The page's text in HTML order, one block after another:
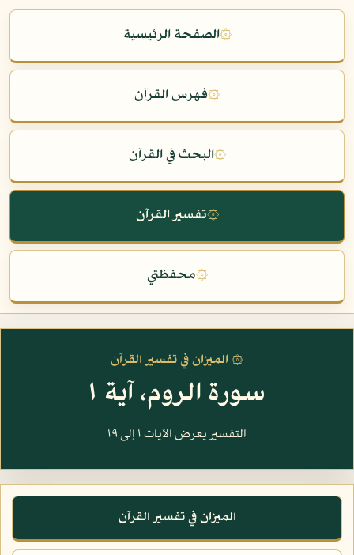
۞الصفحة الرئيسية
۞فهرس القرآن
۞البحث في القرآن
۞تفسير القرآن
۞محفظتي
۞ الميزان في تفسير القرآن
سورة الروم، آية ١
التفسير يعرض الآيات ١ إلى ١٩
الميزان في تفسير القرآن